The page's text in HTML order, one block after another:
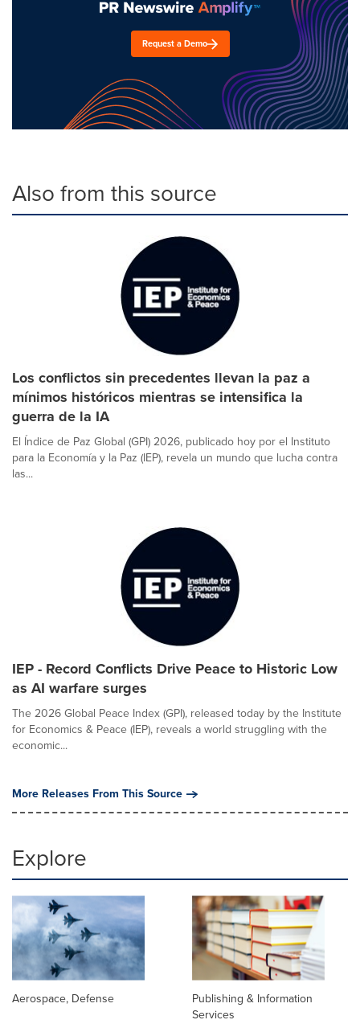
Request a Demo
Also from this source
Los conflictos sin precedentes llevan la paz a
mínimos históricos mientras se intensifica la
guerra de la IA
El Índice de Paz Global (GPI) 2026, publicado hoy por el Instituto
para la Economía y la Paz (IEP), revela un mundo que lucha contra
las...
IEP - Record Conflicts Drive Peace to Historic Low
as AI warfare surges
The 2026 Global Peace Index (GPI), released today by the Institute
for Economics & Peace (IEP), reveals a world struggling with the
economic...
More Releases From This Source
Explore
Aerospace, Defense
Publishing & Information
Services